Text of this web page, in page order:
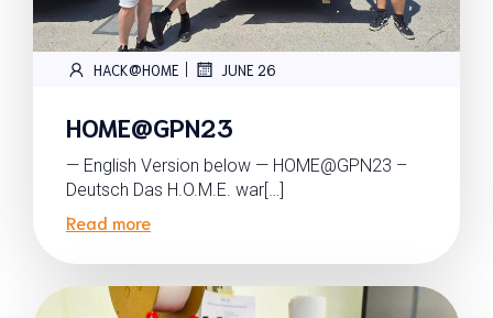
HACK@HOME | JUNE 26
HOME@GPN23
— English Version below — HOME@GPN23 –
Deutsch Das H.O.M.E. war[…]
Read more